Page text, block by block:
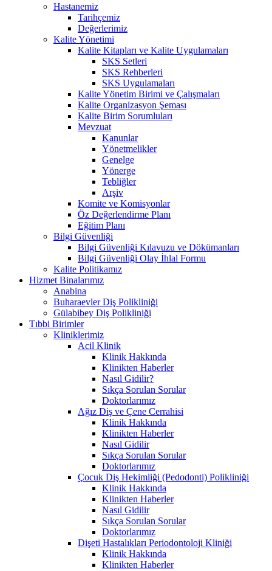
Hastanemiz
Tarihçemiz
Değerlerimiz
Kalite Yönetimi
Kalite Kitapları ve Kalite Uygulamaları
SKS Setleri
SKS Rehberleri
SKS Uygulamaları
Kalite Yönetim Birimi ve Çalışmaları
Kalite Organizasyon Şeması
Kalite Birim Sorumluları
Mevzuat
Kanunlar
Yönetmelikler
Genelge
Yönerge
Tebliğler
Arşiv
Komite ve Komisyonlar
Öz Değerlendirme Planı
Eğitim Planı
Bilgi Güvenliği
Bilgi Güvenliği Kılavuzu ve Dökümanları
Bilgi Güvenliği Olay İhlal Formu
Kalite Politikamız
Hizmet Binalarımız
Anabina
Buharaevler Diş Polikliniği
Gülabibey Diş Polikliniği
Tıbbi Birimler
Kliniklerimiz
Acil Klinik
Klinik Hakkında
Klinikten Haberler
Nasıl Gidilir?
Sıkça Sorulan Sorular
Doktorlarımız
Ağız Diş ve Çene Cerrahisi
Klinik Hakkında
Klinikten Haberler
Nasıl Gidilir
Sıkça Sorulan Sorular
Doktorlarımız
Çocuk Diş Hekimliği (Pedodonti) Polikliniği
Klinik Hakkında
Klinikten Haberler
Nasıl Gidilir
Sıkça Sorulan Sorular
Doktorlarımız
Dişeti Hastalıkları Periodontoloji Kliniği
Klinik Hakkında
Klinikten Haberler